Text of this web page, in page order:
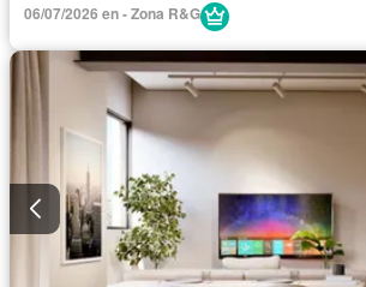
06/07/2026 en - Zona R&G